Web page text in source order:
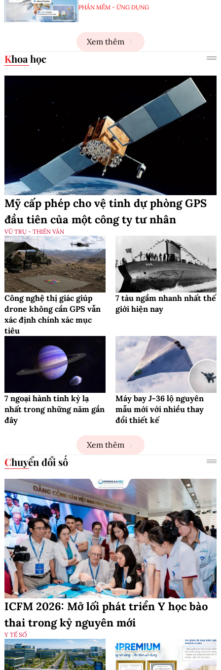
PHẦN MỀM - ỨNG DỤNG
Xem thêm
Khoa học
Mỹ cấp phép cho vệ tinh dự phòng GPS
đầu tiên của một công ty tư nhân
VŨ TRỤ - THIÊN VĂN
Công nghệ thị giác giúp
drone không cần GPS vẫn
xác định chính xác mục
tiêu
7 tàu ngầm nhanh nhất thế
giới hiện nay
7 ngoại hành tinh kỳ lạ
nhất trong những năm gần
đây
Máy bay J-36 lộ nguyên
mẫu mới với nhiều thay
đổi thiết kế
Xem thêm
Chuyển đổi số
ICFM 2026: Mở lối phát triển Y học bào
thai trong kỷ nguyên mới
Y TẾ SỐ